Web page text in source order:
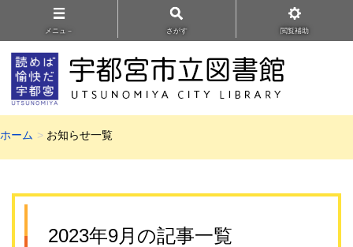
メニュ－ さがす 閲覧補助
ホーム お知らせ一覧
2023年9月の記事一覧